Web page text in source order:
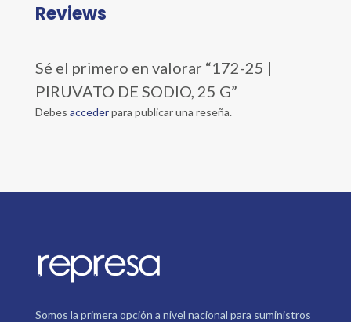
Reviews
Sé el primero en valorar “172-25 |
PIRUVATO DE SODIO, 25 G”
Debes accederpara publicar una reseña.
Somos la primera opción a nivel nacional para suministros